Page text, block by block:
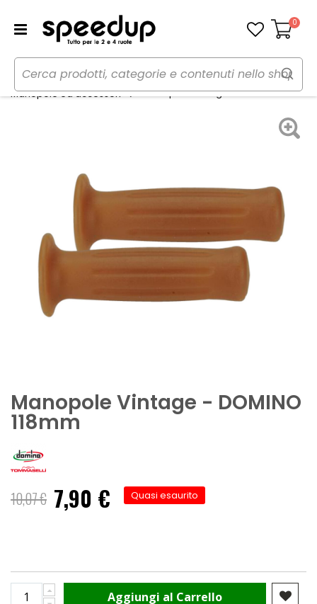
Carrello
0
Home Moto
Estetica e protezioni moto
Manopole ed accessori
Manopole Vintage - DOMINO
Manopole Vintage - DOMINO
118mm
10,07 € Prezzo
speciale
7,90 € Quasi esaurito
Aggiungi al Carrello